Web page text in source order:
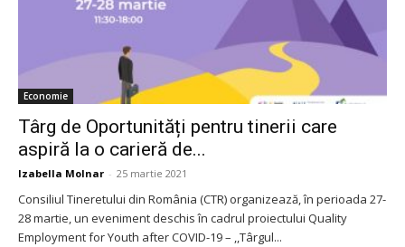
Economie
Târg de Oportunități pentru tinerii care
aspiră la o carieră de...
Izabella Molnar - 25 martie 2021
Consiliul Tineretului din România (CTR) organizează, în perioada 27-
28 martie, un eveniment deschis în cadrul proiectului Quality
Employment for Youth after COVID-19 – ,,Târgul...